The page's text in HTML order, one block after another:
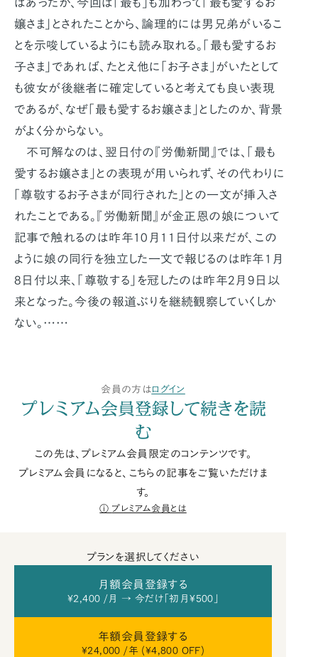
はあったが、今回は「最も」も加わって「最も愛するお
嬢さま」とされたことから、論理的には男兄弟がいるこ
とを示唆しているようにも読み取れる。「最も愛するお
子さま」であれば、たとえ他に「お子さま」がいたとして
も彼女が後継者に確定していると考えても良い表現
であるが、なぜ「最も愛するお嬢さま」としたのか、背景
がよく分からない。
不可解なのは、翌日付の『労働新聞』では、「最も
愛するお嬢さま」との表現が用いられず、その代わりに
「尊敬するお子さまが同行された」との一文が挿入さ
れたことである。『労働新聞』が金正恩の娘について
記事で触れるのは昨年10月11日付以来だが、この
ように娘の同行を独立した一文で報じるのは昨年1月
8日付以来、「尊敬する」を冠したのは昨年2月9日以
来となった。今後の報道ぶりを継続観察していくしか
ない。……
会員の方はログイン
プレミアム会員登録して続きを読
む
この先は、プレミアム会員限定のコンテンツです。
プレミアム会員になると、こちらの記事をご覧いただけま
す。
プレミアム会員とは
プランを選択してください
月額会員登録する
¥2,400 /月 → 今だけ「初月¥500」
年額会員登録する
¥24,000 /年 (¥4,800 OFF)